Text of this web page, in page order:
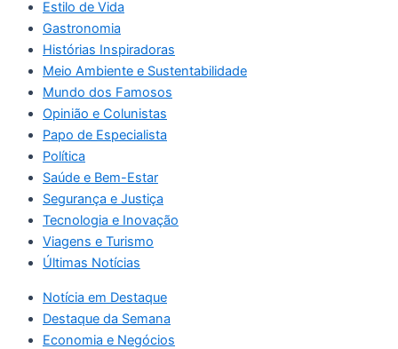
Estilo de Vida
Gastronomia
Histórias Inspiradoras
Meio Ambiente e Sustentabilidade
Mundo dos Famosos
Opinião e Colunistas
Papo de Especialista
Política
Saúde e Bem-Estar
Segurança e Justiça
Tecnologia e Inovação
Viagens e Turismo
Últimas Notícias
Notícia em Destaque
Destaque da Semana
Economia e Negócios